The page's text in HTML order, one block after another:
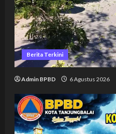
Berita Terkini
Admin BPBD 6 Agustus 2026